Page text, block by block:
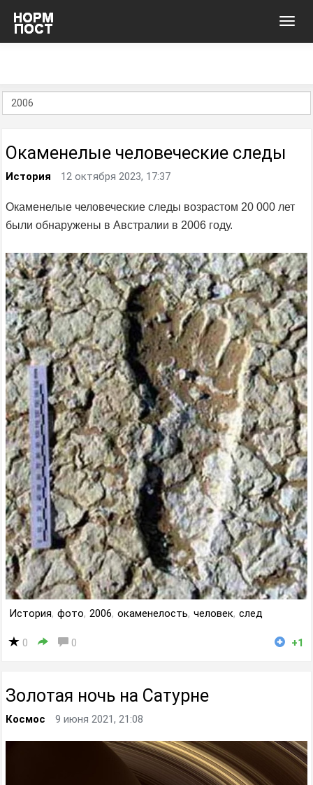
Окаменелые человеческие следы
История 12 октября 2023, 17:37
Окаменелые человеческие следы возрастом 20 000 лет
были обнаружены в Австралии в 2006 году.
История, фото, 2006, окаменелость, человек, след
0 0 +1
Золотая ночь на Сатурне
Космос 9 июня 2021, 21:08